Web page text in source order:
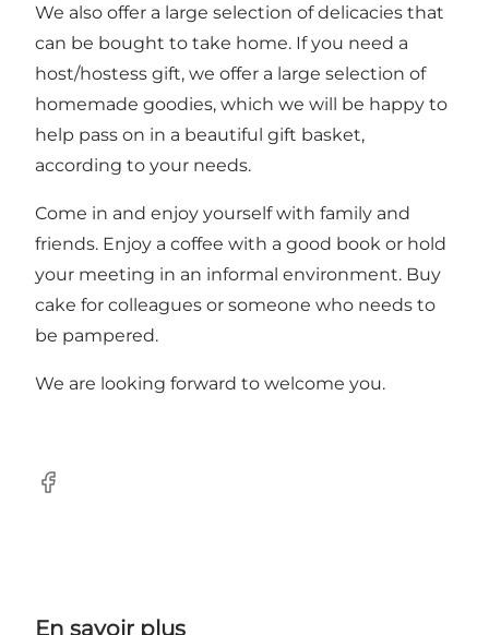
We also offer a large selection of delicacies that
can be bought to take home. If you need a
host/hostess gift, we offer a large selection of
homemade goodies, which we will be happy to
help pass on in a beautiful gift basket,
according to your needs.
Come in and enjoy yourself with family and
friends. Enjoy a coffee with a good book or hold
your meeting in an informal environment. Buy
cake for colleagues or someone who needs to
be pampered.
We are looking forward to welcome you.
Facebook
En savoir plus